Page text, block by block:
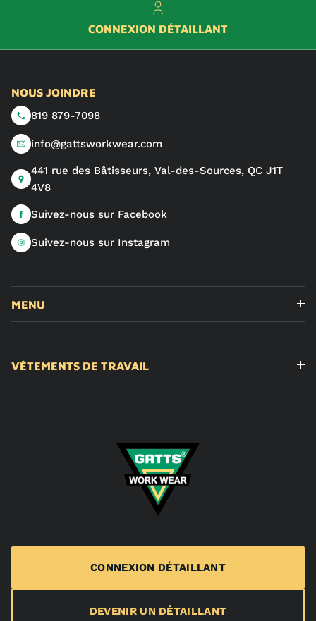
CONNEXION DÉTAILLANT
NOUS JOINDRE
819 879-7098
info@gattsworkwear.com
441 rue des Bâtisseurs, Val-des-Sources, QC J1T
4V8
Suivez-nous sur Facebook
Suivez-nous sur Instagram
MENU
VÊTEMENTS DE TRAVAIL
CONNEXION DÉTAILLANT
DEVENIR UN DÉTAILLANT